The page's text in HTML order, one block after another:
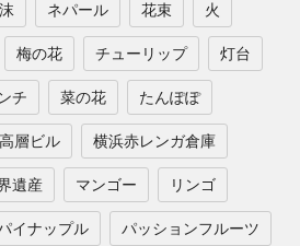
ネパール 花束 火
梅の花 チューリップ 灯台
チ 菜の花 たんぽぽ
高層ビル 横浜赤レンガ倉庫
遺産 マンゴー リンゴ
イナップル パッションフルーツ